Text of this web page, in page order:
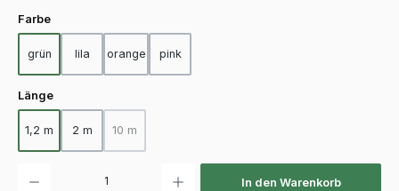
Farbeauswählen
grün lila orange pink
Längeauswählen
1,2 m 2 m 10 m
(Diese Option ist zurzeit nicht verfügbar.)
In den Warenkorb